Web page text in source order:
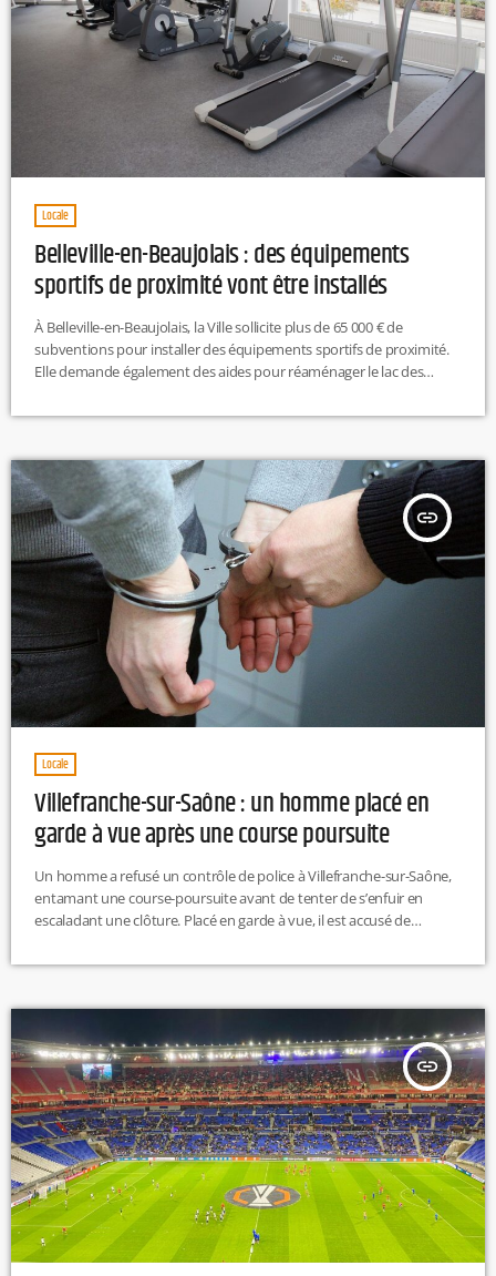
Locale
Belleville-en-Beaujolais : des équipements
sportifs de proximité vont être installés
À Belleville-en-Beaujolais, la Ville sollicite plus de 65 000 € de
subventions pour installer des équipements sportifs de proximité.
Elle demande également des aides pour réaménager le lac des
2025." EP
insert_link
Locale
Villefranche-sur-Saône : un homme placé en
garde à vue après une course poursuite
Un homme a refusé un contrôle de police à Villefranche-sur-Saône,
entamant une course-poursuite avant de tenter de s’enfuir en
escaladant une clôture. Placé en garde à vue, il est accusé de
tribunal ce jeudi. EP
insert_link